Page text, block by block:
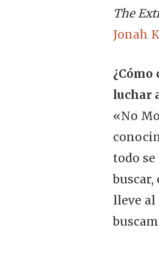
The
Jonah
luchar
«No
todo
lleve al